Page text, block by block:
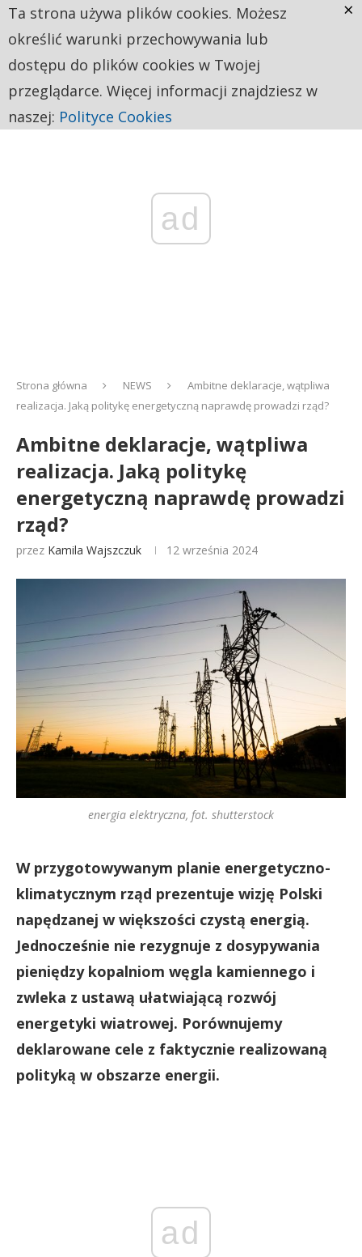
ad
Strona główna NEWS
Ambitne deklaracje, wątpliwa
realizacja. Jaką politykę energetyczną naprawdę prowadzi rząd?
Ambitne deklaracje, wątpliwa
realizacja. Jaką politykę
energetyczną naprawdę prowadzi
rząd?
przez Kamila Wajszczuk 12 września 2024
energia elektryczna, fot. shutterstock
W przygotowywanym planie energetyczno-
klimatycznym rząd prezentuje wizję Polski
napędzanej w większości czystą energią.
Jednocześnie nie rezygnuje z dosypywania
pieniędzy kopalniom węgla kamiennego i
zwleka z ustawą ułatwiającą rozwój
energetyki wiatrowej. Porównujemy
deklarowane cele z faktycznie realizowaną
polityką w obszarze energii.
ad
Ta strona używa plików cookies. Możesz
określić warunki przechowywania lub
dostępu do plików cookies w Twojej
przeglądarce. Więcej informacji znajdziesz w
naszej: Polityce Cookies
×